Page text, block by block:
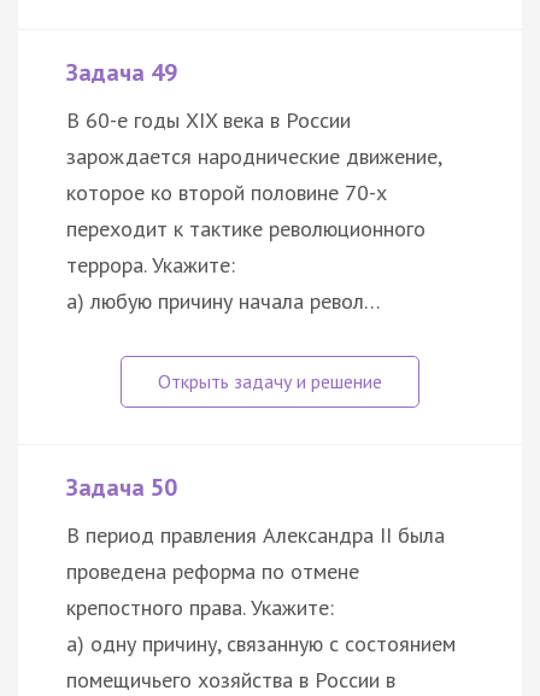
Задача 49
В 60-е годы XIX века в России
зарождается народнические движение,
которое ко второй половине 70-х
переходит к тактике революционного
террора. Укажите:
а) любую причину начала револ…
Задача 50
В период правления Александра II была
проведена реформа по отмене
крепостного права. Укажите:
а) одну причину, связанную с состоянием
помещичьего хозяйства в России в